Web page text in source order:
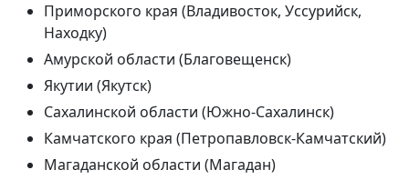
Приморского края (Владивосток, Уссурийск,
Находку)
Амурской области (Благовещенск)
Якутии (Якутск)
Сахалинской области (Южно-Сахалинск)
Камчатского края (Петропавловск-Камчатский)
Магаданской области (Магадан)